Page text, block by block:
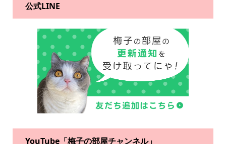
公式LINE
YouTube「梅子の部屋チャンネル」